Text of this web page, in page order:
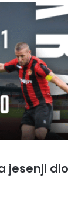
jesenji